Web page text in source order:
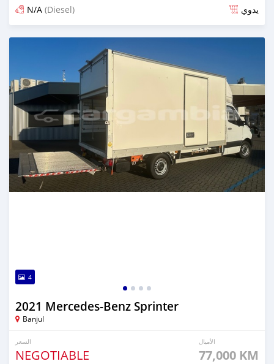
N/A (Diesel) يدوي
تم النشر منذ 6 أشهر مضت
4
2021 Mercedes‒Benz Sprinter
Banjul
السعر
NEGOTIABLE
الأميال
77,000 KM